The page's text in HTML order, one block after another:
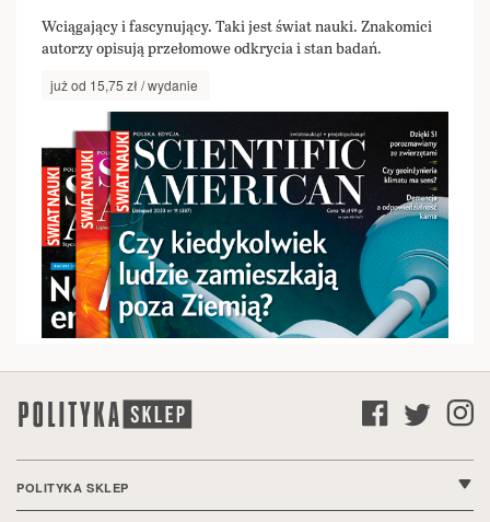
Wciągający i fascynujący. Taki jest świat nauki. Znakomici
autorzy opisują przełomowe odkrycia i stan badań.
już od 15,75 zł / wydanie
POLITYKA SKLEP